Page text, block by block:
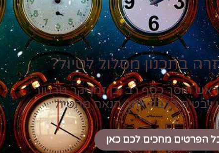
בתכנון מסלול לטיול?
חוסך כסף רב וכן זמן יקר טרטור
ויבטיח הרבה יותר הנאה מהטיול
הפרטים מחכים לכם כאן